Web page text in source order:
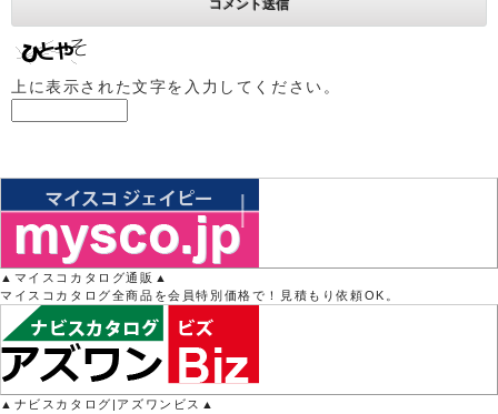
上に表示された文字を入力してください。
▲マイスコカタログ通販▲
マイスコカタログ全商品を会員特別価格で！見積もり依頼OK。
▲ナビスカタログ|アズワンビス▲